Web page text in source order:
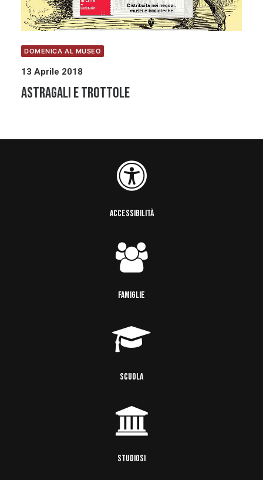
DOMENICA AL MUSEO
13 Aprile 2018
ASTRAGALI E TROTTOLE
ACCESSIBILITÀ
FAMIGLIE
SCUOLA
STUDIOSI